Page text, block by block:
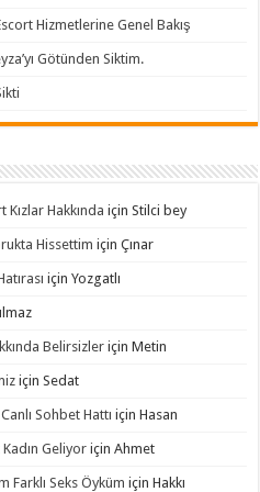
Hizmetlerine Genel Bakış
Götünden Siktim.
Kızlar Hakkında içinStilci bey
Hissettim içinÇınar
içinYozgatlı
Belirsizler içinMetin
içinSedat
Sohbet Hattı içinHasan
Geliyor içinAhmet
Farklı Seks Öyküm içinHakkı